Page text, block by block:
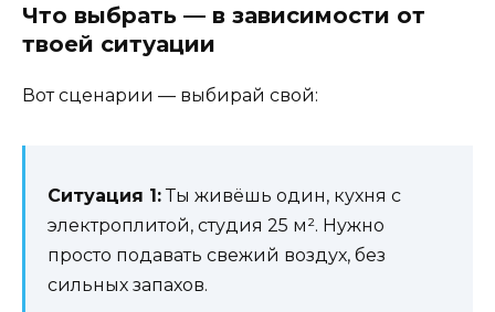
Что выбрать — в зависимости от
твоей ситуации
Вот сценарии — выбирай свой:
Ситуация 1:Ты живёшь один, кухня с
электроплитой, студия 25 м². Нужно
просто подавать свежий воздух, без
сильных запахов.